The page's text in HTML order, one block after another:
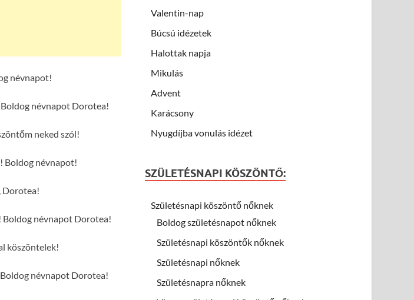
névnapot!
névnapot Dorotea!
neked szól!
Boldog névnapot!
Dorotea!
Boldog névnapot Dorotea!
köszöntelek!
névnapot Dorotea!
Valentin-nap
Búcsú idézetek
Halottak napja
Mikulás
Advent
Karácsony
Nyugdíjba vonulás idézet
SZÜLETÉSNAPI KÖSZÖNTŐ:
Születésnapi köszöntő nőknek
Boldog születésnapot nőknek
Születésnapi köszöntők nőknek
Születésnapi nőknek
Születésnapra nőknek